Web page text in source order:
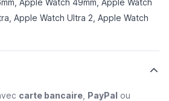
Apple Watch 49mm, Apple Watch
Apple Watch Ultra 2, Apple Watch
carte bancaire, PayPal ou